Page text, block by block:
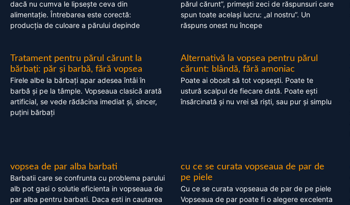
dacă nu cumva le lipsește ceva din
alimentație. Întrebarea este corectă:
producția de culoare a părului depinde
părul cărunt”, primești zeci de răspunsuri care
spun toate același lucru: „al nostru”. Un
răspuns onest nu începe
Tratament pentru părul cărunt la
bărbați: păr și barbă, fără vopsea
Firele albe la bărbați apar adesea întâi în
barbă și pe la tâmple. Vopseaua clasică arată
artificial, se vede rădăcina imediat și, sincer,
puțini bărbați
Alternativă la vopsea pentru părul
cărunt: blândă, fără amoniac
Poate ai obosit să tot vopsești. Poate te
ustură scalpul de fiecare dată. Poate ești
însărcinată și nu vrei să riști, sau pur și simplu
vopsea de par alba barbati
Barbatii care se confrunta cu problema parului
alb pot gasi o solutie eficienta in vopseaua de
par alba pentru barbati. Daca esti in cautarea
cu ce se curata vopseaua de par de
pe piele
Cu ce se curata vopseaua de par de pe piele
Vopseaua de par poate fi o alegere excelenta